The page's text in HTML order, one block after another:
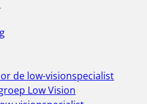
de low-visionspecialist
Low Vision